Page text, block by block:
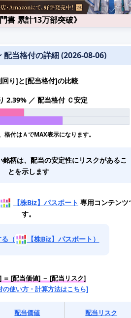
書 累計13万部突破》
配当格付の詳細 (2026-08-06)
回り]と[配当格付]の比較
2.39% ／ 配当格付 Ｃ安定
格付はＡでMAX表示になります。
柄は、配当の安定性にリスクがあるこ
とを示します
【株Biz】パスポート 専用コンテンツ
す。
（ 【株Biz】パスポート）
＝ [配当価値] － [配当リスク]
の使い方・計算方法はこちら]
配当価値
配当リスク